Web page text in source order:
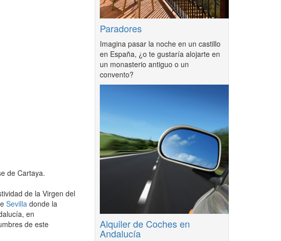
de Cartaya.
de la Virgen del
Sevilla donde la
en
de este
Paradores
Imagina pasar la noche en un castillo
en España, ¿o te gustaría alojarte en
un monasterio antiguo o un
convento?
Alquiler de Coches en
Andalucía